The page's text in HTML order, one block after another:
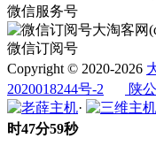
微信服务号
微信订阅号
Copyright © 2020-2026
2020018244号-2
陕
·
时47分59秒